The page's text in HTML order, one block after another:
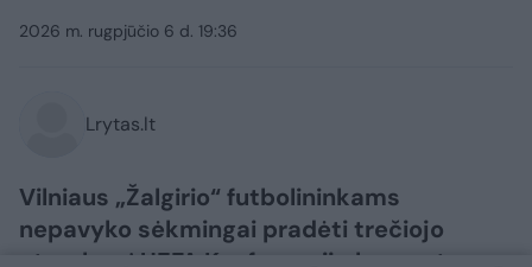
2026 m. rugpjūčio 6 d. 19:36
Lrytas.lt
Vilniaus „Žalgirio“ futbolininkams
nepavyko sėkmingai pradėti trečiojo
atrankos į UEFA Konferencijų lygos etapo.